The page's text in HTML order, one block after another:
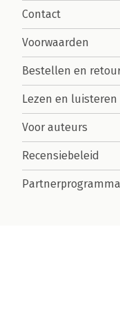
Contact
Voorwaarden
Bestellen en
Lezen en luisteren
Voor auteurs
Recensiebeleid
Partnerprogramma